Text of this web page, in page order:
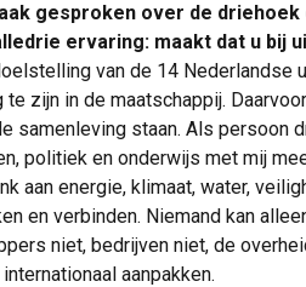
gesproken over de
ervaring: maakt dat u bij
van de 14 Nederlandse
te zijn in de maatschappij.
samenleving staan. Als persoon
politiek en onderwijs met mij
aan energie, klimaat, water,
en verbinden. Niemand kan
niet, bedrijven niet, de
aanpakken.